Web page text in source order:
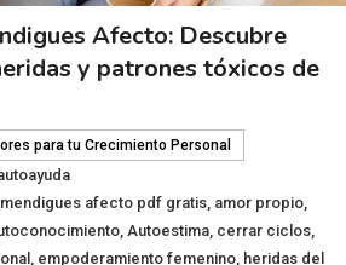
Afecto: Descubre
y patrones tóxicos de
para tu Crecimiento Personal
afecto pdf gratis, amor propio,
,Autoestima, cerrar ciclos,
, empoderamiento femenino, heridas del